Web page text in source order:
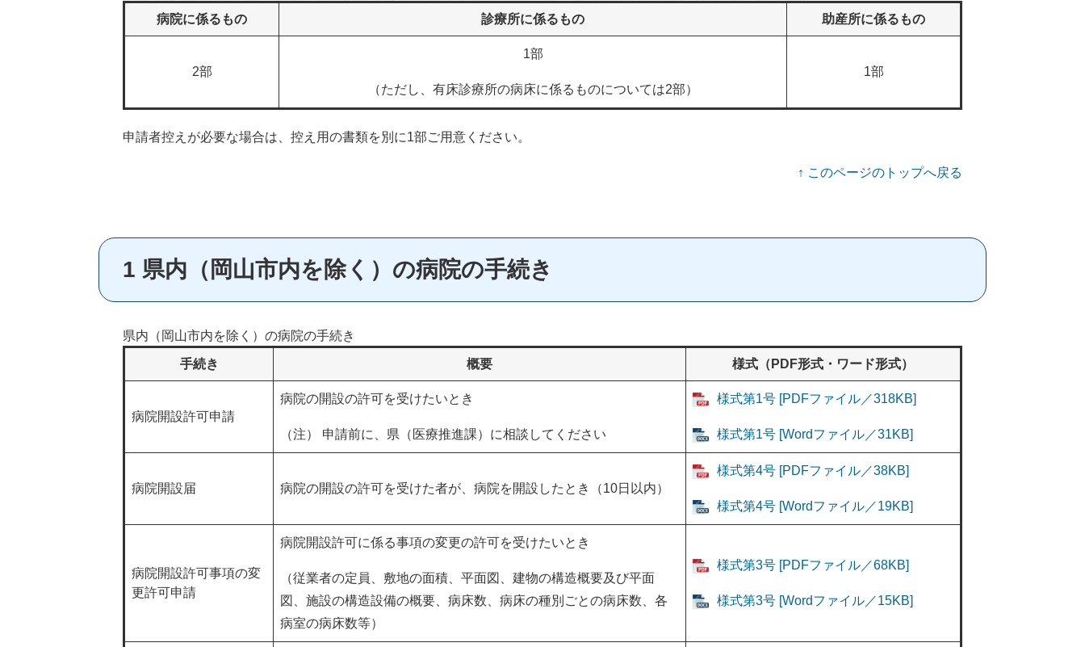
病院に係るもの 診療所に係るもの 助産所に係るもの
2部
1部
（ただし、有床診療所の病床に係るものについては2部）
1部
申請者控えが必要な場合は、控え用の書類を別に1部ご用意ください。
↑ このページのトップへ戻る
1 県内（岡山市内を除く）の病院の手続き
県内（岡山市内を除く）の病院の手続き
手続き 概要 様式（PDF形式・ワード形式）
病院開設許可申請
病院の開設の許可を受けたいとき
（注） 申請前に、県（医療推進課）に相談してください
様式第1号 [PDFファイル／318KB]
様式第1号 [Wordファイル／31KB]
病院開設届 病院の開設の許可を受けた者が、病院を開設したとき（10日以内）
様式第4号 [PDFファイル／38KB]
様式第4号 [Wordファイル／19KB]
病院開設許可事項の変
更許可申請
病院開設許可に係る事項の変更の許可を受けたいとき
（従業者の定員、敷地の面積、平面図、建物の構造概要及び平面
図、施設の構造設備の概要、病床数、病床の種別ごとの病床数、各
病室の病床数等）
様式第3号 [PDFファイル／68KB]
様式第3号 [Wordファイル／15KB]